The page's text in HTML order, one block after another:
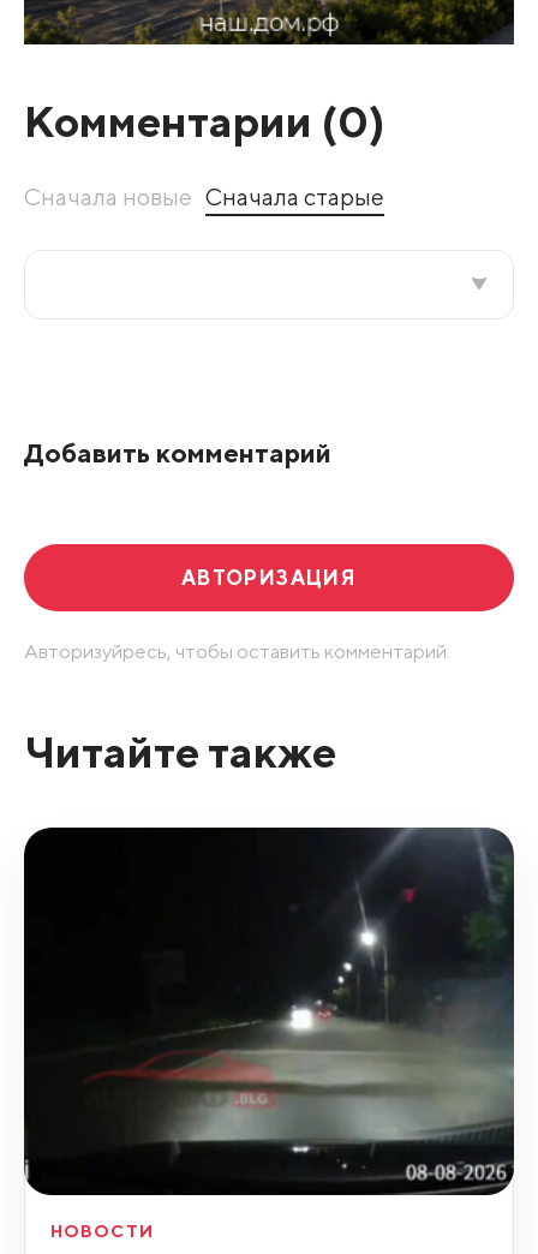
Комментарии (0)
Сначала новые Сначала старые
Добавить комментарий
АВТОРИЗАЦИЯ
Авторизуйресь, чтобы оставить комментарий.
Читайте также
НОВОСТИ